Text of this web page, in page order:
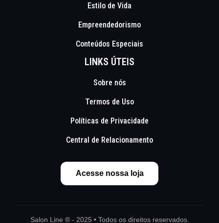
Estilo de Vida
Empreendedorismo
Conteúdos Especiais
LINKS ÚTEIS
Sobre nós
Termos de Uso
Políticas de Privacidade
Central de Relacionamento
Acesse nossa loja
Salon Line ® - 2025 • Todos os direitos reservados.